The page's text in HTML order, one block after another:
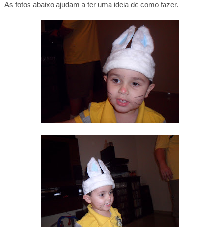
As fotos abaixo ajudam a ter uma ideia de como fazer.